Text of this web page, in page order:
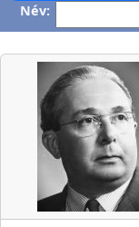
Név: